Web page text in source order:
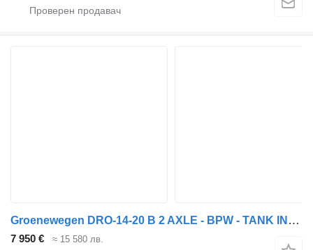
Groenewegen DRO-14-20 B 2 AXLE - BPW - TANK INSTALLATIE + 20 TON DHOLLANDIA
7 950 € ≈ 15 580 лв.